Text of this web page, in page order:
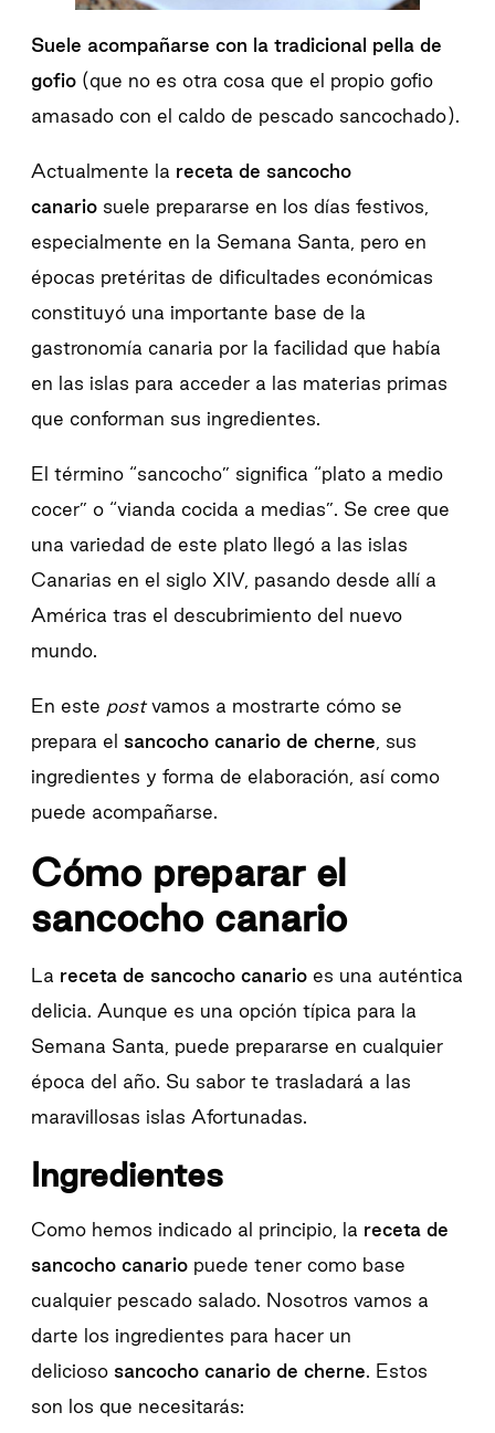
Suele acompañarse con la tradicional pella de
gofio(que no es otra cosa que el propio gofio
amasado con el caldo de pescado sancochado).
Actualmente la receta de sancocho
canariosuele prepararse en los días festivos,
especialmente en la Semana Santa, pero en
épocas pretéritas de dificultades económicas
constituyó una importante base de la
gastronomía canaria por la facilidad que había
en las islas para acceder a las materias primas
que conforman sus ingredientes.
El término “sancocho” significa “plato a medio
cocer” o “vianda cocida a medias”. Se cree que
una variedad de este plato llegó a las islas
Canarias en el siglo XIV, pasando desde allí a
América tras el descubrimiento del nuevo
mundo.
En este postvamos a mostrarte cómo se
prepara el sancocho canario de cherne , sus
ingredientes y forma de elaboración, así como
puede acompañarse.
Cómo preparar el
sancocho canario
La receta de sancocho canario es una auténtica
delicia. Aunque es una opción típica para la
Semana Santa, puede prepararse en cualquier
época del año. Su sabor te trasladará a las
maravillosas islas Afortunadas.
Ingredientes
Como hemos indicado al principio, la receta de
sancocho canariopuede tener como base
cualquier pescado salado. Nosotros vamos a
darte los ingredientes para hacer un
delicioso sancocho canario de cherne. Estos
son los que necesitarás: